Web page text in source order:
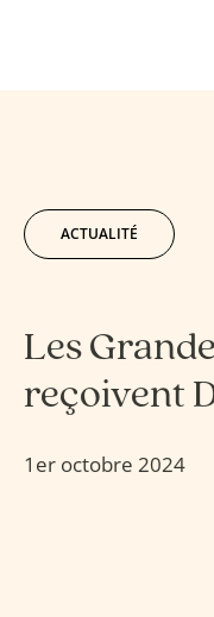
ACTUALITÉ
Les
reçoivent
1er octobre 2024